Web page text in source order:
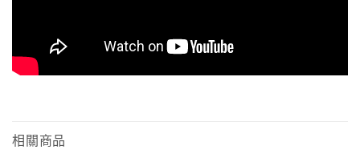
相關商品